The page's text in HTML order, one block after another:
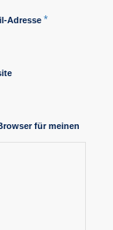
Adresse *
für meinen